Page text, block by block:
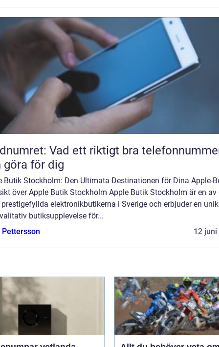
Vad ett riktigt bra
göra för dig
Butik Stockholm: Den Ultimata Destinationen för Dina Apple-
över Apple Butik Stockholm Apple Butik Stockholm är en av
elektronikbutikerna i Sverige och erbjuder en
butiksupplevelse för...
12 juni